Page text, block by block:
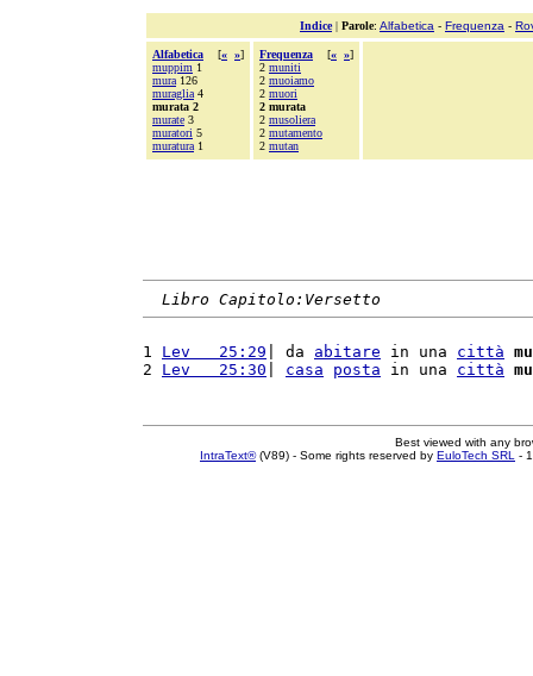
Indice| Parole: Alfabetica - Frequenza -
Alfabetica [« »]
muppim 1
mura 126
muraglia 4
murata 2
murate 3
muratori 5
muratura 1
Frequenza [« »]
2 muniti
2 muoiamo
2 muori
2 murata
2 musoliera
2 mutamento
2 mutan
Libro Capitolo:Versetto
1 Lev   25:29 | da abitare in una città
2 Lev   25:30 casa posta in una città
Best viewed with any
IntraText®(V89) - Some rights reserved by EuloTech SRL -